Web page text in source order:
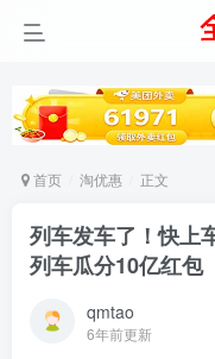
首页 淘优惠 正文
列车发车了！快上
列车瓜分10亿红包
qmtao
6年前更新